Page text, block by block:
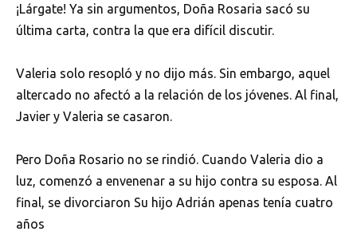
¡Lárgate! Ya sin argumentos, Doña Rosaria sacó su
última carta, contra la que era difícil discutir.
Valeria solo resopló y no dijo más. Sin embargo, aquel
altercado no afectó a la relación de los jóvenes. Al final,
Javier y Valeria se casaron.
Pero Doña Rosario no se rindió. Cuando Valeria dio a
luz, comenzó a envenenar a su hijo contra su esposa. Al
final, se divorciaron Su hijo Adrián apenas tenía cuatro
años